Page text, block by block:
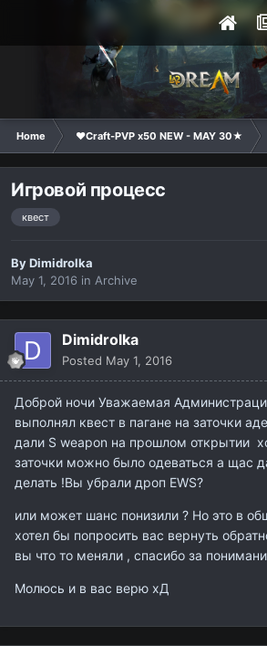
Home ❤Craft-PVP x50 NEW - MAY 30★
Игровой процесс
квест
ByDimidrolka
May 1, 2016 in Archive
Dimidrolka
Posted May 1, 2016
Доброй ночи Уважаемая
выполнял квест в пагане на заточки
дали S weapon на прошлом открытии
заточки можно было одеваться а щас
делать !Вы убрали дроп EWS?
или может шанс понизили ? Но это в
хотел бы попросить вас вернуть
вы что то меняли , спасибо за
Молюсь и в вас верю хД